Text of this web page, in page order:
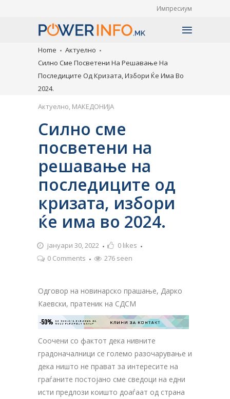
Импресиум
Home
Актуелно
Силно Сме Посветени На Решавање На
Последиците Од Кризата, Избори Ќе Има Во
2024.
Актуелно, МАКЕДОНИЈА
Силно сме
посветени на
решавање на
последиците од
кризата, избори
ќе има во 2024.
јануари 30, 2022 0 likes
0 Comments
276 seen
Одговор на новинарско прашање, Дарко
Каевски, пратеник на СДСМ
-50% ЗА ТВОЈАТА РЕКЛАМА НА
ОВОЈ РЕКЛАМЕН БАНЕР КЛИНИ ЗА КОНТАКТ
Соочени со фактот дека нивните
градоначалници се големо разочарување и
дека ништо не прават за интересите на
граѓаните постојано сме сведоци на едни
исти предлози коишто доаѓаат од страна